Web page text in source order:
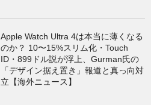
Apple Watch Ultra 4は本当に薄くなる
のか？ 10〜15%スリム化・Touch
ID・899ドル説が浮上、Gurman氏の
「デザイン据え置き」報道と真っ向対
立【海外ニュース】